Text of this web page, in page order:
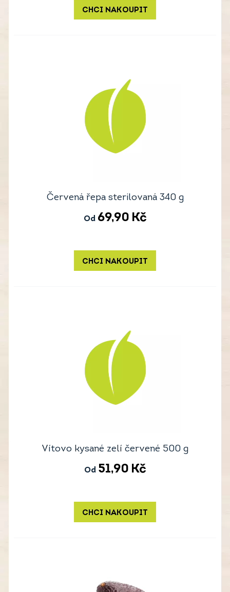
CHCI NAKOUPIT
Červená řepa sterilovaná 340 g
Od 69,90 Kč
CHCI NAKOUPIT
Vítovo kysané zelí červené 500 g
Od 51,90 Kč
CHCI NAKOUPIT